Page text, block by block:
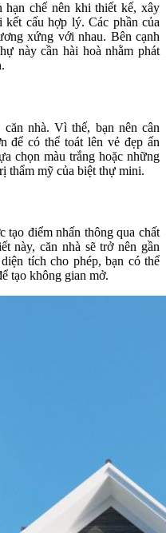
chế nên khi thiết kế, xây
kết cấu hợp lý. Các phần của
xứng với nhau. Bên cạnh
này cần hài hoà nhằm phát
nhà. Vì thế, bạn nên cân
để có thể toát lên vẻ đẹp ấn
chọn màu trắng hoặc những
thẩm mỹ của biệt thự mini.
tạo điểm nhấn thông qua chất
này, căn nhà sẽ trở nên gần
tích cho phép, bạn có thể
tạo không gian mở.